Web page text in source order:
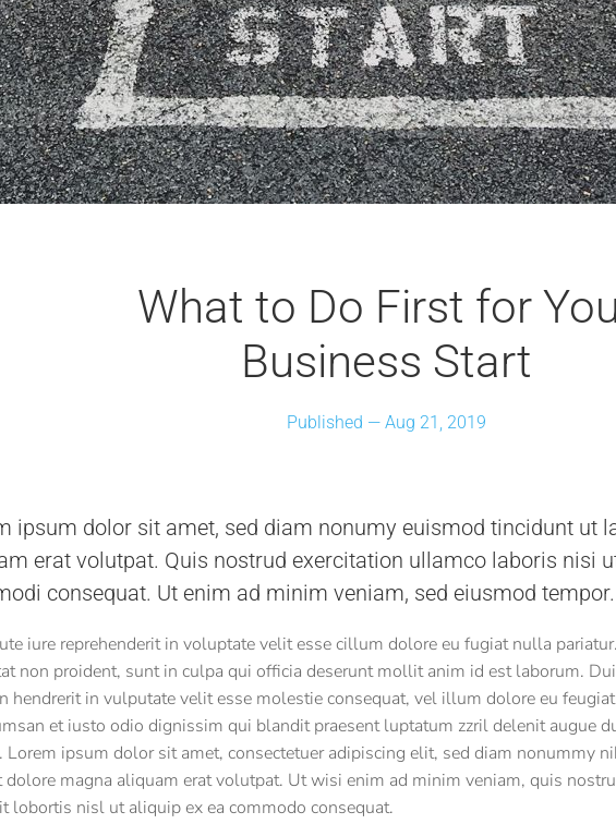
What to Do First for
Business Start
Published — Aug 21, 2019
ipsum dolor sit amet, sed diam nonumy euismod tincidunt ut
erat volutpat. Quis nostrud exercitation ullamco laboris nisi
consequat. Ut enim ad minim veniam, sed eiusmod tempor.
iure reprehenderit in voluptate velit esse cillum dolore eu fugiat nulla
non proident, sunt in culpa qui officia deserunt mollit anim id est laborum.
hendrerit in vulputate velit esse molestie consequat, vel illum dolore eu
et iusto odio dignissim qui blandit praesent luptatum zzril delenit augue
Lorem ipsum dolor sit amet, consectetuer adipiscing elit, sed diam nonummy
dolore magna aliquam erat volutpat. Ut wisi enim ad minim veniam, quis
lobortis nisl ut aliquip ex ea commodo consequat.